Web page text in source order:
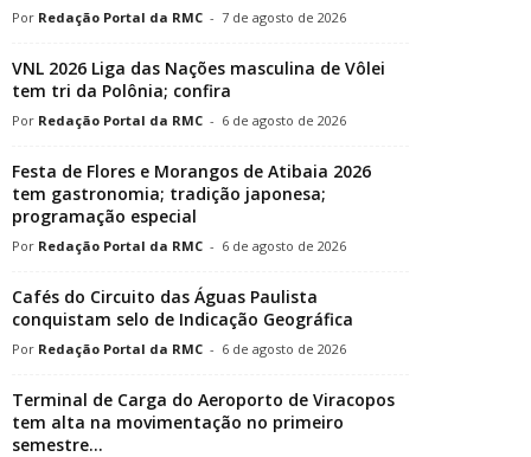
Redação Portal da RMC - 7 de agosto de 2026
VNL 2026 Liga das Nações masculina de Vôlei
tem tri da Polônia; confira
Redação Portal da RMC - 6 de agosto de 2026
Festa de Flores e Morangos de Atibaia 2026
tem gastronomia; tradição japonesa;
programação especial
Redação Portal da RMC - 6 de agosto de 2026
Cafés do Circuito das Águas Paulista
conquistam selo de Indicação Geográfica
Redação Portal da RMC - 6 de agosto de 2026
Terminal de Carga do Aeroporto de Viracopos
tem alta na movimentação no primeiro
semestre...